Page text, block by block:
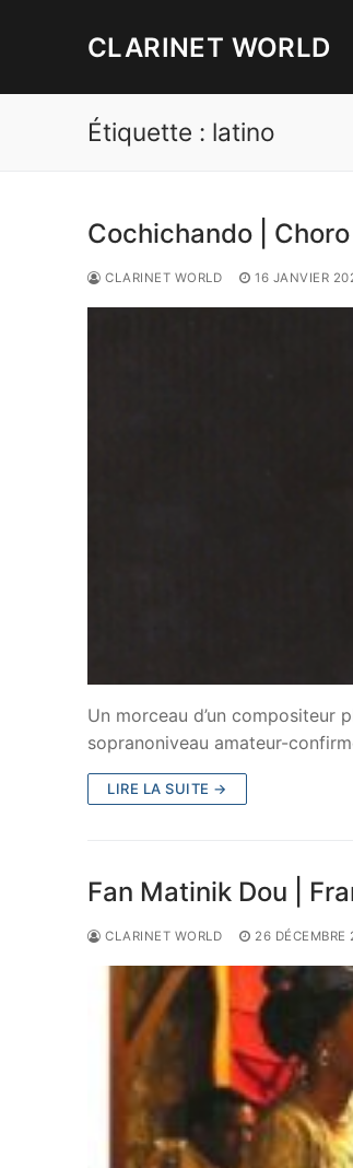
CLARINET WORLD
Étiquette : latino
Cochichando |
CLARINET WORLD 16 JANVIER
Un morceau d’un compositeur
sopranoniveau amateur-
LIRE LA SUITE →
Fan Matinik Dou |
CLARINET WORLD 26 DÉCEMBRE